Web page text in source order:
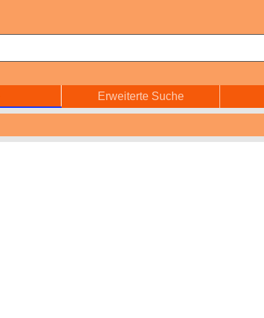
Erweiterte Suche